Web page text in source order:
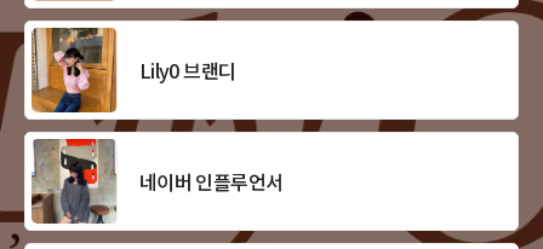
Lily0 브랜디
네이버 인플루언서